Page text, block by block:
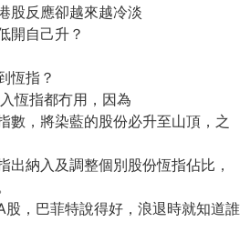
股反應卻越來越冷淡
開自己升？
恆指？
恆指都冇用，因為
數，將染藍的股份必升至山頂，之
出納入及調整個別股份恆指佔比，
，巴菲特說得好，浪退時就知道誰